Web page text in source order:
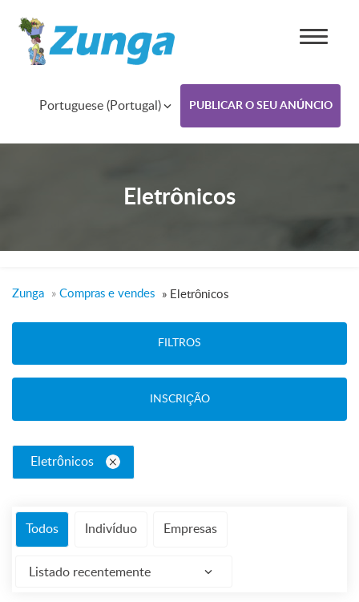
Portuguese (Portugal) PUBLICAR O SEU ANÚNCIO
Eletrônicos
Zunga » Compras e vendes » Eletrônicos
FILTROS
INSCRIÇÃO
Eletrônicos
Todos Indivíduo Empresas
Listado recentemente